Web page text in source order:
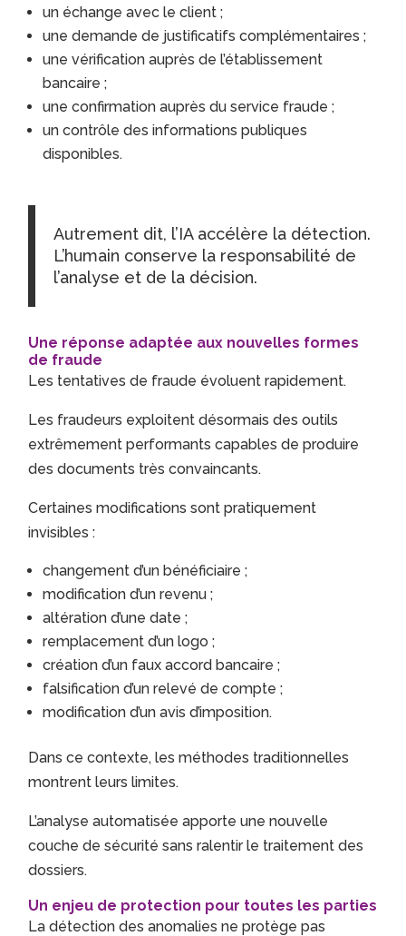
un échange avec le client ;
une demande de justificatifs complémentaires ;
une vérification auprès de l’établissement
bancaire ;
une confirmation auprès du service fraude ;
un contrôle des informations publiques
disponibles.
Autrement dit, l’IA accélère la détection.
L’humain conserve la responsabilité de
l’analyse et de la décision.
Une réponse adaptée aux nouvelles formes
de fraude
Les tentatives de fraude évoluent rapidement.
Les fraudeurs exploitent désormais des outils
extrêmement performants capables de produire
des documents très convaincants.
Certaines modifications sont pratiquement
invisibles :
changement d’un bénéficiaire ;
modification d’un revenu ;
altération d’une date ;
remplacement d’un logo ;
création d’un faux accord bancaire ;
falsification d’un relevé de compte ;
modification d’un avis d’imposition.
Dans ce contexte, les méthodes traditionnelles
montrent leurs limites.
L’analyse automatisée apporte une nouvelle
couche de sécurité sans ralentir le traitement des
dossiers.
Un enjeu de protection pour toutes les parties
La détection des anomalies ne protège pas